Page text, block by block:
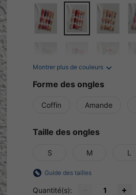
Montrer plus de couleurs
Forme des ongles
Coffin Amande
Taille des ongles
S M L
Guide des tailles
Quantité(s):